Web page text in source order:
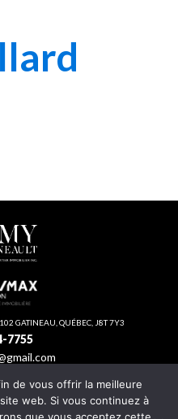
GATINEAU, QUÉBEC, J8T 7Y3
7755
RÉSERVÉS. *SOURCE: RE/MAX VISON
de vous offrir la meilleure
web. Si vous continuez à